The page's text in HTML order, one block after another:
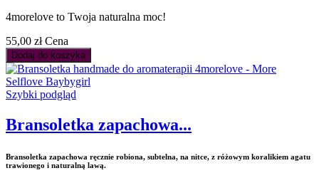
4morelove to Twoja naturalna moc!
55,00 zł Cena
Dodaj do koszyka
Szybki podgląd
Bransoletka zapachowa...
Bransoletka zapachowa ręcznie robiona, subtelna, na nitce, z różowym koralikiem agatu
trawionego i naturalną lawą.